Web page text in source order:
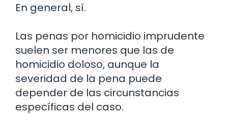
En general, sí.
Las penas por homicidio imprudente
suelen ser menores que las de
homicidio doloso, aunque la
severidad de la pena puede
depender de las circunstancias
específicas del caso.